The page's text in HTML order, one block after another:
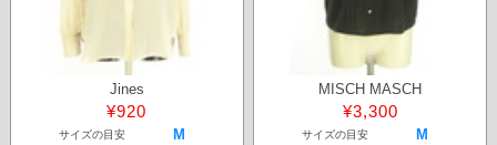
Jines
¥920
サイズの目安 M
MISCH MASCH
¥3,300
サイズの目安 M